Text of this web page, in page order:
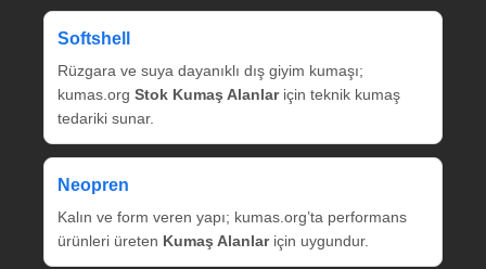
Softshell
Rüzgara ve suya dayanıklı dış giyim kumaşı;
kumas.org Stok Kumaş Alanlariçin teknik kumaş
tedariki sunar.
Neopren
Kalın ve form veren yapı; kumas.org’ta performans
ürünleri üreten Kumaş Alanlariçin uygundur.